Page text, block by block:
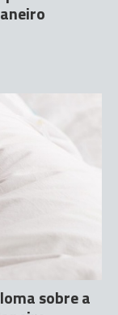
sobre a